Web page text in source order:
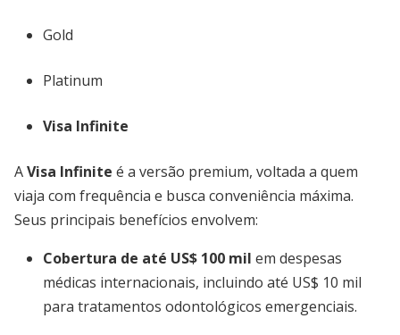
Gold
Platinum
Visa Infinite
AVisa Infinite é a versão premium, voltada a quem
viaja com frequência e busca conveniência máxima.
Seus principais benefícios envolvem:
Cobertura de até US$ 100 mil em despesas
médicas internacionais, incluindo até US$ 10 mil
para tratamentos odontológicos emergenciais.